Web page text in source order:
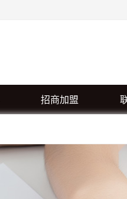
招商加盟